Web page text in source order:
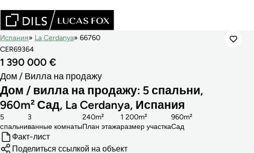
Испания La Cerdanya
66760
CER69364
1 390 000 €
Дом / Вилла на продажу
Дом / вилла на продажу: 5 спальни,
960m² Сад, La Cerdanya, Испания
cпальни
5
ванные комнаты
3
План этажа
240m²
размер участка
1 200m²
Сад
960m²
Факт-лист
Поделиться ссылкой на объект